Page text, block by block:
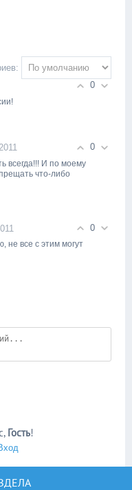
0
0
всегда!!! И по моему
что-либо
0
не все с этим могут
, Гость!